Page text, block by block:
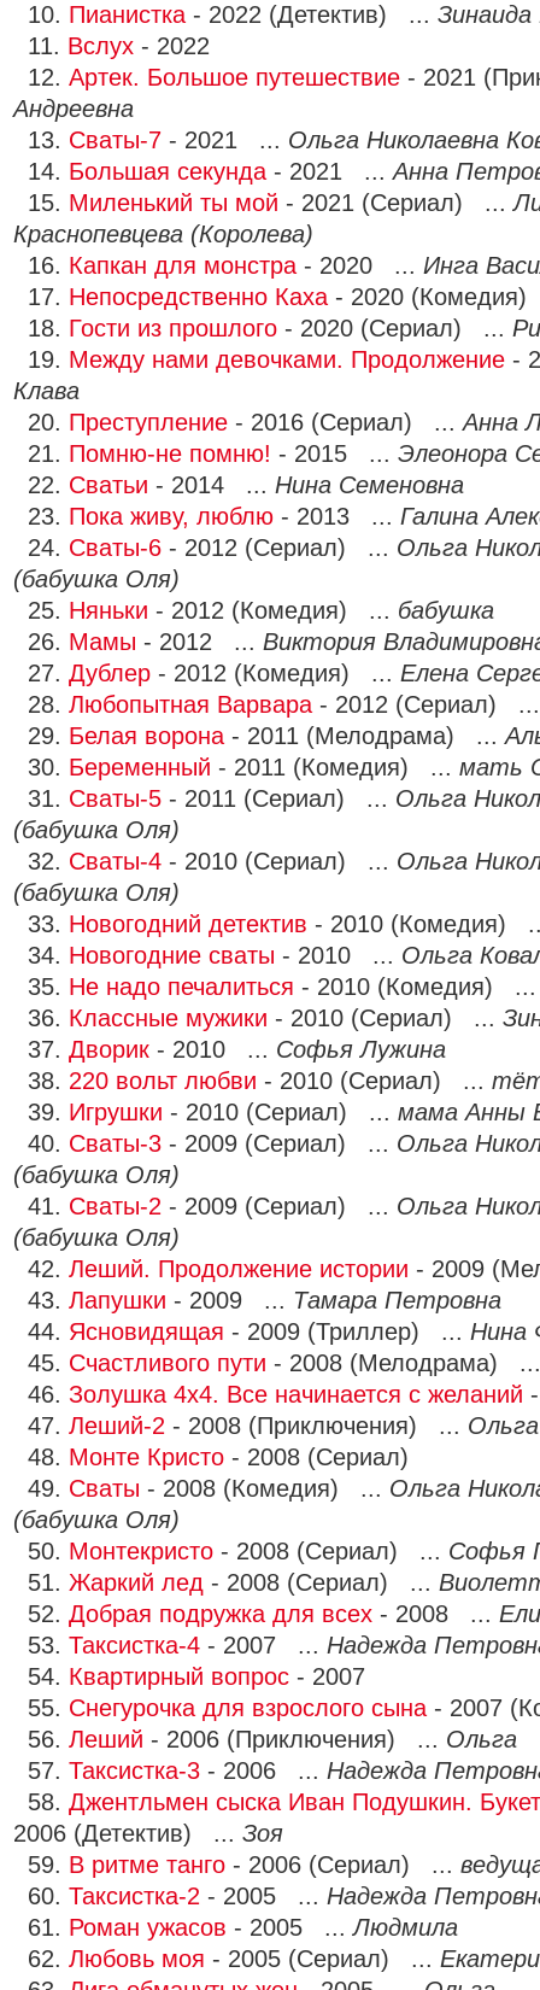
10. Пианистка - 2022 (Детектив) ...
11. Вслух - 2022
12. Артек. Большое путешествие - 2021
Андреевна
13. Сваты-7 - 2021 ... Ольга Николаевна
14. Большая секунда - 2021 ...Анна
15. Миленький ты мой - 2021 (Сериал) ...
Краснопевцева (Королева)
16. Капкан для монстра - 2020 ... Инга
17. Непосредственно Каха - 2020 (Комедия)
18. Гости из прошлого - 2020 (Сериал) ...
19. Между нами девочками. Продолжение -
Клава
20. Преступление - 2016 (Сериал) ...Анна
21. Помню-не помню! - 2015 ... Элеонора
22. Сватьи - 2014 ... Нина Семеновна
23. Пока живу, люблю - 2013 ... Галина
24. Сваты-6 - 2012 (Сериал) ... Ольга
(бабушка Оля)
25. Няньки - 2012 (Комедия) ... бабушка
26. Мамы - 2012 ... Виктория
27. Дублер - 2012 (Комедия) ... Елена
28. Любопытная Варвара - 2012 (Сериал)
29. Белая ворона - 2011 (Мелодрама) ...
30. Беременный - 2011 (Комедия) ... мать
31. Сваты-5 - 2011 (Сериал) ... Ольга
(бабушка Оля)
32. Сваты-4 - 2010 (Сериал) ... Ольга
(бабушка Оля)
33. Новогодний детектив - 2010 (Комедия)
34. Новогодние сваты - 2010 ... Ольга
35. Не надо печалиться - 2010 (Комедия)
36. Классные мужики - 2010 (Сериал) ...
37. Дворик - 2010 ... Софья Лужина
38. 220 вольт любви - 2010 (Сериал) ...
39. Игрушки - 2010 (Сериал) ... мама Анны
40. Сваты-3 - 2009 (Сериал) ... Ольга
(бабушка Оля)
41. Сваты-2 - 2009 (Сериал) ... Ольга
(бабушка Оля)
42. Леший. Продолжение истории - 2009
43. Лапушки - 2009 ... Тамара Петровна
44. Ясновидящая - 2009 (Триллер) ... Нина
45. Счастливого пути - 2008 (Мелодрама)
46. Золушка 4х4. Все начинается с желаний
47. Леший-2 - 2008 (Приключения) ... Ольга
48. Монте Кристо - 2008 (Сериал)
49. Сваты - 2008 (Комедия) ... Ольга
(бабушка Оля)
50. Монтекристо - 2008 (Сериал) ... Софья
51. Жаркий лед - 2008 (Сериал) ...
52. Добрая подружка для всех - 2008 ...
53. Таксистка-4 - 2007 ... Надежда
54. Квартирный вопрос - 2007
55. Снегурочка для взрослого сына - 2007
56. Леший - 2006 (Приключения) ... Ольга
57. Таксистка-3 - 2006 ... Надежда
58. Джентльмен сыска Иван Подушкин.
2006 (Детектив) ... Зоя
59. В ритме танго - 2006 (Сериал) ...
60. Таксистка-2 - 2005 ... Надежда
61. Роман ужасов - 2005 ...Людмила
62. Любовь моя - 2005 (Сериал) ...